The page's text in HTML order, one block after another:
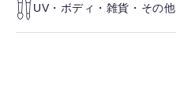
UV・ボディ・雑貨・その他